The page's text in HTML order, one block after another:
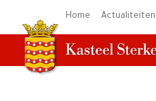
inhoud
Home Actualiteiten